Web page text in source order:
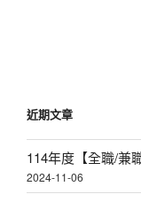
近期文章
114年度【全職/兼
2024-11-06